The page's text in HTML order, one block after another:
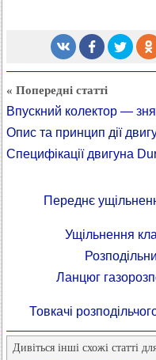
« Попередні статті
Впускний колектор —
Опис та принцип дії
Специфікації двигуна
Переднє
Ущільнення
Ланцюг
Товкачі
Дивіться інші схожі статті